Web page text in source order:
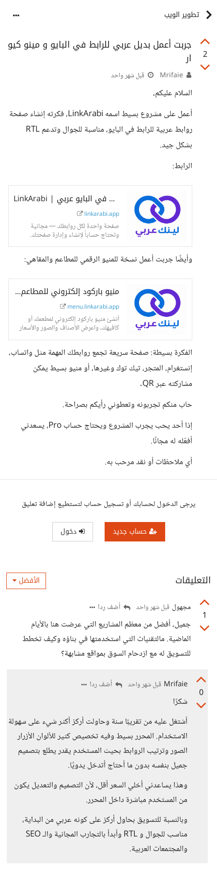
تطوير الويب
2
جربت أعمل بديل عربي للرابط في البايو و مينو كيو
ار
قبل شهر واحد
السلام عليكم،
أعمل على مشروع بسيط اسمه LinkArabi، فكرته إنشاء صفحة
روابط عربية للرابط في البايو، مناسبة للجوال وتدعم RTL
بشكل جيد.
الرابط:
LinkArabi | رابط في البايو عربي
linkarabi.app
صفحة واحدة لكل روابطك — مجانية
وتحتاج حساباً لإنشاء وإدارة صفحتك.
وأيضًا جربت أعمل نسخة للمنيو الرقمي للمطاعم والمقاهي:
منيو باركود إلكتروني للمطاعم والكافيهات | لينك عربي
menu.linkarabi.app
أنشئ منيو باركود إلكتروني لمطعمك أو
كافيهك، واعرض الأصناف والصور والأسعار
في صفحة عربية سهلة التحديث.
الفكرة بسيطة: صفحة سريعة تجمع روابطك المهمة مثل واتساب،
إنستغرام، المتجر، تيك توك وغيرها، أو منيو بسيط يمكن
مشاركته عبر QR.
حاب منكم تجربونه وتعطوني رأيكم بصراحة.
إذا أحد يحب يجرب المشروع ويحتاج حساب Pro، يسعدني
أفعّله له مجانًا.
أي ملاحظات أو نقد مرحب به.
يرجى الدخول لحسابك أو تسجيل حساب لتستطيع إضافة تعليق
حساب جديد دخول
التعليقات الأفضل
1
مجهول قبل شهر واحد أضف ردا
جميل، أفضل من معظم المشاريع التي عرضت هنا بالأيام
الماضية. مالتقنيات التي استخدمتها في بناؤه وكيف تخطط
للتسويق له مع ازدحام السوق بمواقع مشابهة؟
0
Mrifaie قبل شهر واحد أضف ردا
شكرًا
أشتغل عليه من تقريبًا سنة وحاولت أركز أكثر شيء على سهولة
الاستخدام. المحرر بسيط وفيه تخصيص كثير للألوان الأزرار
الصور وترتيب الروابط بحيث المستخدم يقدر يطلع بتصميم
جميل بنفسه بدون ما أحتاج أتدخل يدويًا.
وهذا يساعدني أخلي السعر أقل، لأن التصميم والتعديل يكون
من المستخدم مباشرة داخل المحرر.
وبالنسبة للتسويق بحاول أركز على كونه عربي من البداية،
مناسب للجوال و RTL وأبدأ بالتجارب المجانية والـ SEO
والمجتمعات العربية.